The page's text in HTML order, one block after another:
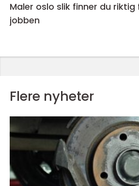
Maler oslo slik finner du riktig fagfolk til
jobben
Flere nyheter